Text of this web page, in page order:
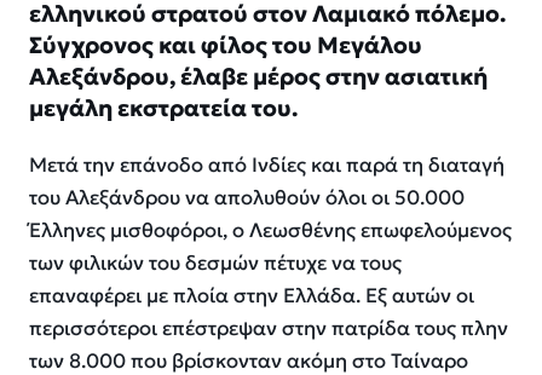
ελληνικού στρατού στον Λαμιακό πόλεμο.
Σύγχρονος και φίλος του Μεγάλου
Αλεξάνδρου, έλαβε μέρος στην ασιατική
μεγάλη εκστρατεία του.
Μετά την επάνοδο από Ινδίες και παρά τη διαταγή
του Αλεξάνδρου να απολυθούν όλοι οι 50.000
Έλληνες μισθοφόροι, ο Λεωσθένης επωφελούμενος
των φιλικών του δεσμών πέτυχε να τους
επαναφέρει με πλοία στην Ελλάδα. Εξ αυτών οι
περισσότεροι επέστρεψαν στην πατρίδα τους πλην
των 8.000 που βρίσκονταν ακόμη στο Ταίναρο